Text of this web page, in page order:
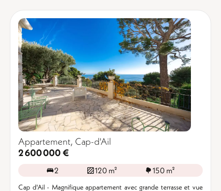
Appartement, Cap-d'Ail
2 600 000 €
2 120 m² 150 m²
Cap d'Ail - Magnifique appartement avec grande terrasse et vue